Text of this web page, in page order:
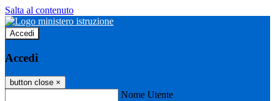
Salta al contenuto
Accedi
Accedi
button close ×
Nome Utente